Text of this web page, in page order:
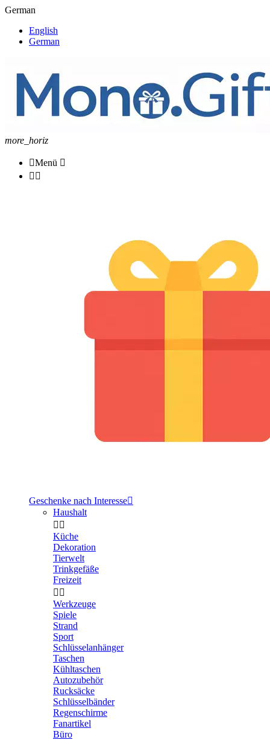
German
English
German
more_horiz
Menü 
 
Geschenke nach Interesse
Haushalt
 
Küche
Dekoration
Tierwelt
Trinkgefäße
Freizeit
 
Werkzeuge
Spiele
Strand
Sport
Schlüsselanhänger
Taschen
Kühltaschen
Autozubehör
Rucksäcke
Schlüsselbänder
Regenschirme
Fanartikel
Büro